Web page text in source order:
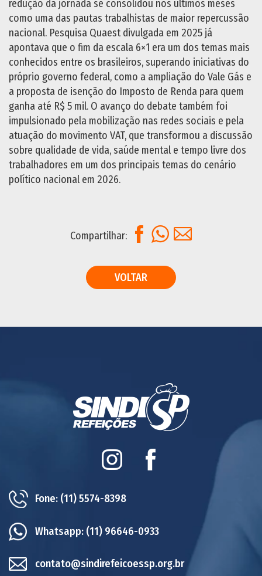
redução da jornada se consolidou nos últimos meses
como uma das pautas trabalhistas de maior repercussão
nacional. Pesquisa Quaest divulgada em 2025 já
apontava que o fim da escala 6×1 era um dos temas mais
conhecidos entre os brasileiros, superando iniciativas do
próprio governo federal, como a ampliação do Vale Gás e
a proposta de isenção do Imposto de Renda para quem
ganha até R$ 5 mil. O avanço do debate também foi
impulsionado pela mobilização nas redes sociais e pela
atuação do movimento VAT, que transformou a discussão
sobre qualidade de vida, saúde mental e tempo livre dos
trabalhadores em um dos principais temas do cenário
político nacional em 2026.
Compartilhar: FacebookWhatsApp
E-mail
VOLTAR
Instagram Facebook
Fone: (11) 5574-8398
Whatsapp: (11) 96646-0933
contato@sindirefeicoessp.org.br